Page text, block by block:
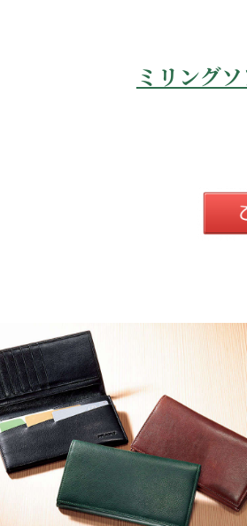
ミリング